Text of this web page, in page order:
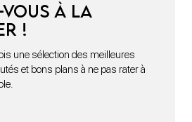
à la
!
une sélection des meilleures
et bons plans à ne pas rater à